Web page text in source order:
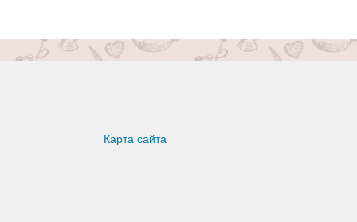
Карта сайта